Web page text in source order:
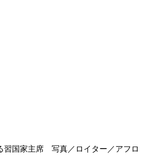
習国家主席 写真／ロイター／アフロ